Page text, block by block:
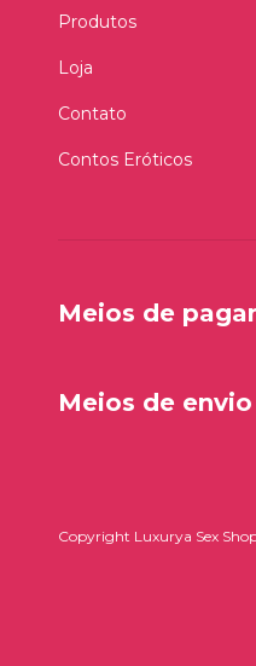
Produtos
Loja
Contato
Contos Eróticos
Meios de
Meios de envio
Copyright Luxurya Sex